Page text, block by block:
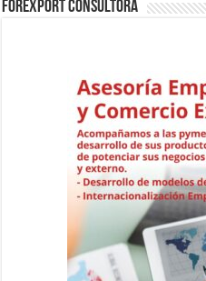
ForExport Consultora